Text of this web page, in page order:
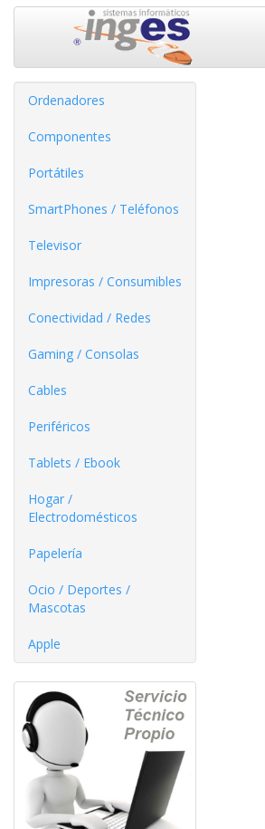
Ordenadores
Componentes
Portátiles
SmartPhones / Teléfonos
Televisor
Impresoras / Consumibles
Conectividad / Redes
Gaming / Consolas
Cables
Periféricos
Tablets / Ebook
Hogar /
Electrodomésticos
Papelería
Ocio / Deportes /
Mascotas
Apple